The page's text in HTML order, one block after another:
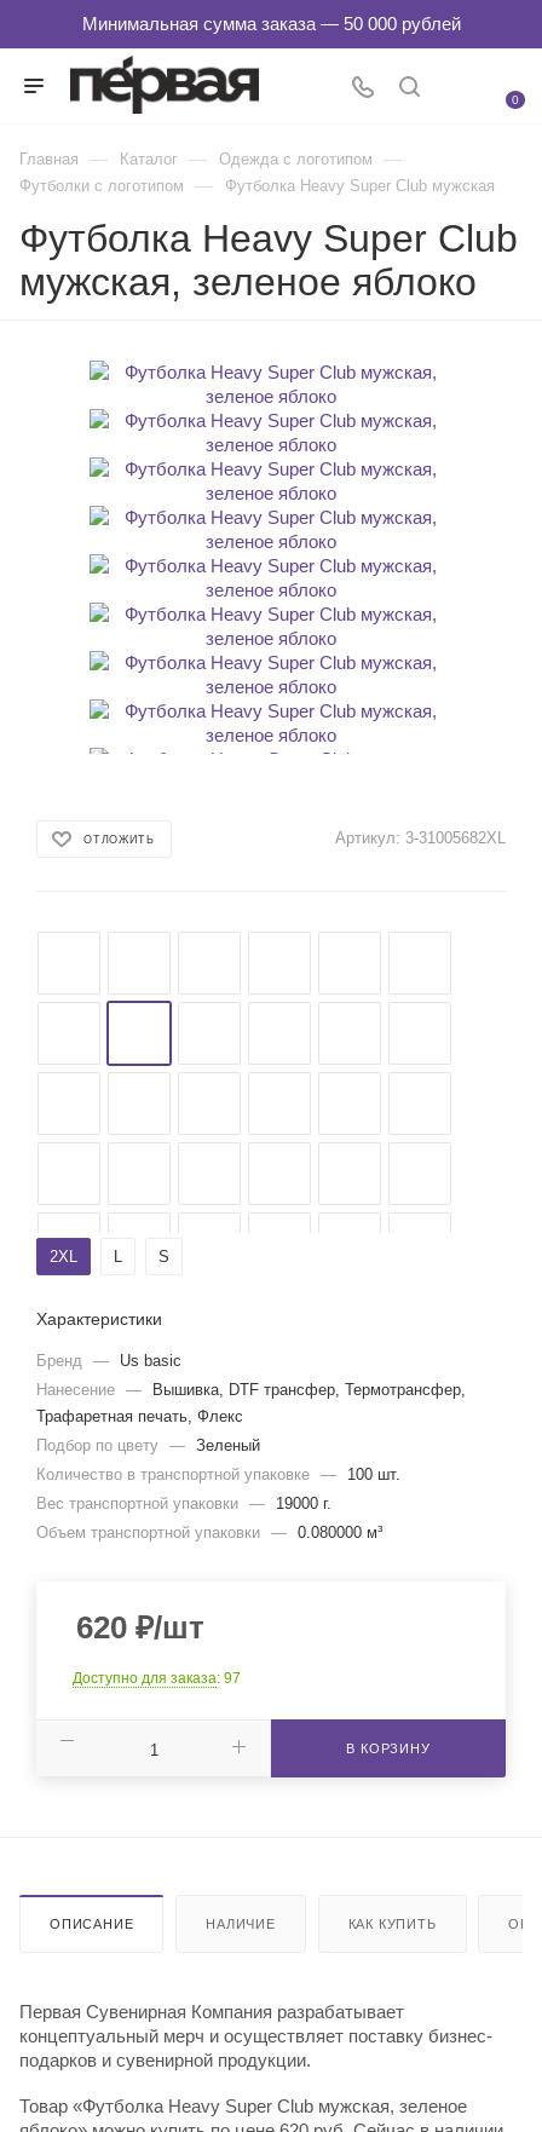
0
Главная — Каталог — Одежда с логотипом —
Футболки с логотипом — Футболка Heavy Super Club мужская
Футболка Heavy Super Club
мужская, зеленое яблоко
ОТЛОЖИТЬ Артикул: 3-31005682XL
2XL L S
Характеристики
Бренд —
Us basic
Нанесение —
Вышивка, DTF трансфер, Термотрансфер,
Трафаретная печать, Флекс
Подбор по цвету — Зеленый
Количество в транспортной упаковке —
100 шт.
Вес транспортной упаковки —
19000 г.
Объем транспортной упаковки — 0.080000 м³
620 ₽/шт
Доступно для заказа: 97
В КОРЗИНУ
ОПИСАНИЕ НАЛИЧИЕ КАК КУПИТЬ
Первая Сувенирная Компания разрабатывает
концептуальный мерч и осуществляет поставку бизнес-
подарков и сувенирной продукции.
Товар «Футболка Heavy Super Club мужская, зеленое